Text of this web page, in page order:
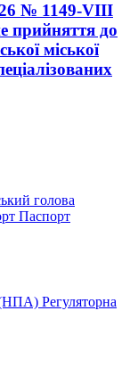
№ 1149-VIII
прийняття до
міської
голова
Паспорт
(НПА) Регуляторна